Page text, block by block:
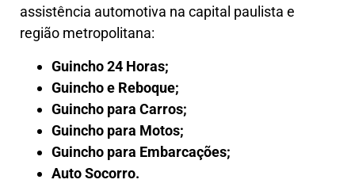
assistência automotiva na capital paulista e
região metropolitana:
Guincho 24 Horas;
Guincho e Reboque;
Guincho para Carros;
Guincho para Motos;
Guincho para Embarcações;
Auto Socorro.